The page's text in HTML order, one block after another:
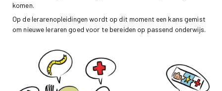
komen.
Op de lerarenopleidingen wordt op dit moment een kans gemist
om nieuwe leraren goed voor te bereiden op passend onderwijs.